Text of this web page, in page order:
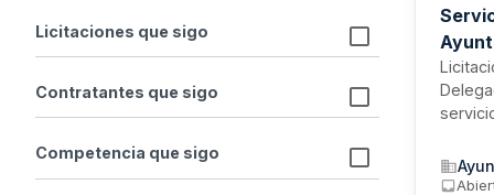
Licitaciones que sigo
Contratantes que sigo
Competencia que sigo